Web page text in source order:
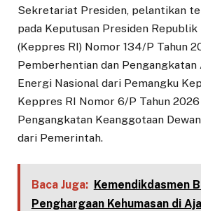
Sekretariat Presiden, pelantikan
pada Keputusan Presiden Republik
(Keppres RI) Nomor 134/P Tahun
Pemberhentian dan Pengangkatan
Energi Nasional dari Pemangku
Keppres RI Nomor 6/P Tahun
Pengangkatan Keanggotaan
dari Pemerintah.
Baca Juga: Kemendikdasmen
Penghargaan Kehumasan di